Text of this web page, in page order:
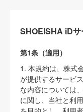
SHOEISHA iD
第1条（適用）
1. 本規約は、株式
が提供するサービ
な内容については
に関し、当社と利